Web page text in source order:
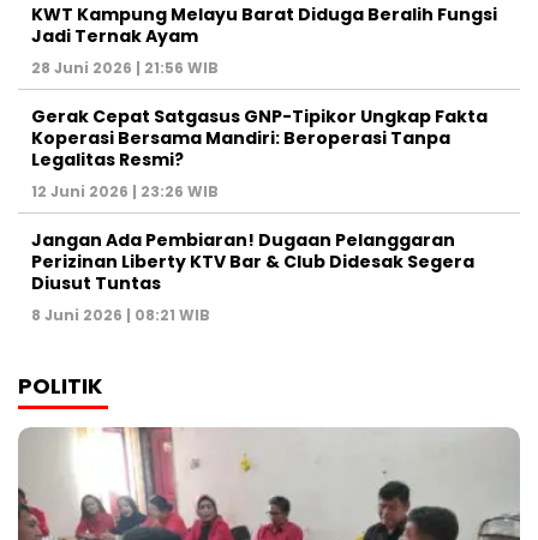
KWT Kampung Melayu Barat Diduga Beralih Fungsi
Jadi Ternak Ayam
28 Juni 2026 | 21:56 WIB
Gerak Cepat Satgasus GNP-Tipikor Ungkap Fakta
Koperasi Bersama Mandiri: Beroperasi Tanpa
Legalitas Resmi?
12 Juni 2026 | 23:26 WIB
Jangan Ada Pembiaran! Dugaan Pelanggaran
Perizinan Liberty KTV Bar & Club Didesak Segera
Diusut Tuntas
8 Juni 2026 | 08:21 WIB
POLITIK